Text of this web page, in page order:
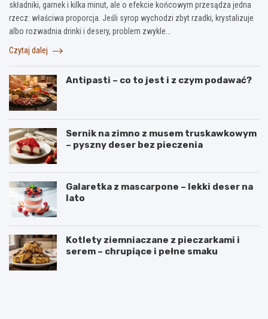
składniki, garnek i kilka minut, ale o efekcie końcowym przesądza jedna
rzecz: właściwa proporcja. Jeśli syrop wychodzi zbyt rzadki, krystalizuje
albo rozwadnia drinki i desery, problem zwykle…
Czytaj dalej
Antipasti – co to jest i z czym podawać?
Sernik na zimno z musem truskawkowym
– pyszny deser bez pieczenia
Galaretka z mascarpone – lekki deser na
lato
Kotlety ziemniaczane z pieczarkami i
serem – chrupiące i pełne smaku
B
S